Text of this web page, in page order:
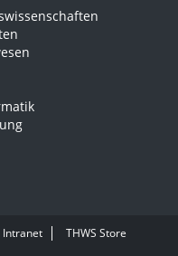
Intranet THWS Store